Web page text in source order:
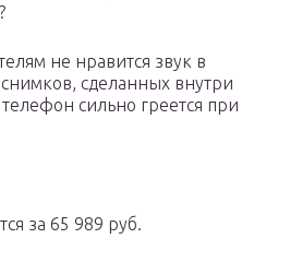
не нравится звук в
сделанных внутри
сильно греется при
за 65 989 руб.